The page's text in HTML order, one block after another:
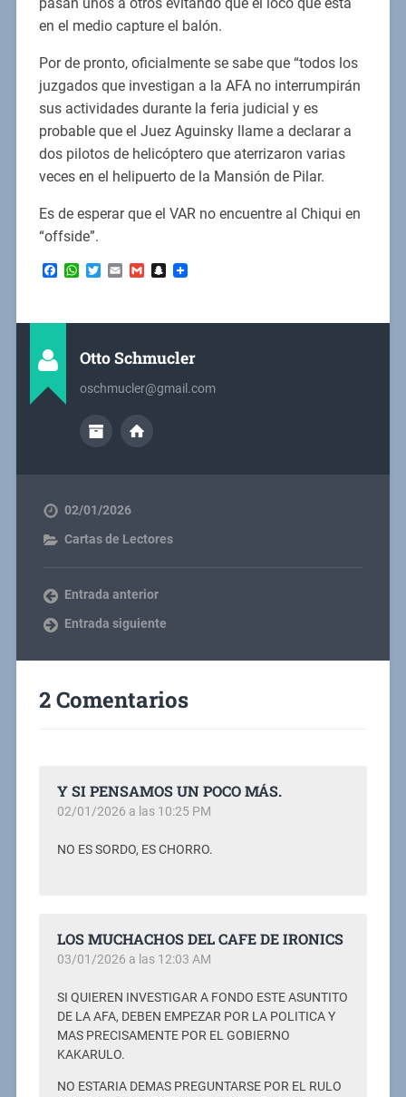
en el medio capture el balón.
Por de pronto, oficialmente se sabe que “todos los
juzgados que investigan a la AFA no interrumpirán
sus actividades durante la feria judicial y es
probable que el Juez Aguinsky llame a declarar a
dos pilotos de helicóptero que aterrizaron varias
veces en el helipuerto de la Mansión de Pilar.
Es de esperar que el VAR no encuentre al Chiqui en
“offside”.
Facebook
WhatsApp
TwitterEmailGmailSnapchat
Otto Schmucler
oschmucler@gmail.com
02/01/2026
Cartas de Lectores
Entrada anterior
Entrada siguiente
2 Comentarios
Y SI PENSAMOS UN POCO MÁS.
02/01/2026 a las 10:25 PM
NO ES SORDO, ES CHORRO.
LOS MUCHACHOS DEL CAFE DE IRONICS
03/01/2026 a las 12:03 AM
SI QUIEREN INVESTIGAR A FONDO ESTE ASUNTITO
DE LA AFA, DEBEN EMPEZAR POR LA POLITICA Y
MAS PRECISAMENTE POR EL GOBIERNO
KAKARULO.
NO ESTARIA DEMAS PREGUNTARSE POR EL RULO